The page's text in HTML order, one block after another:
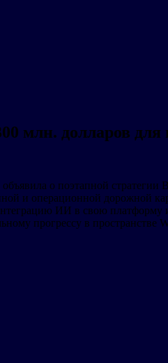
млн. долларов
о поэтапной
и операционной дорожной
ИИ в свою
прогрессу в пространстве